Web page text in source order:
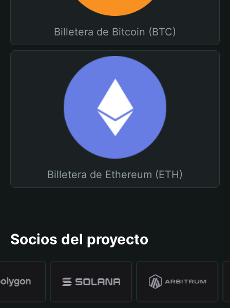
Billetera de Bitcoin (BTC)
Billetera de Ethereum (ETH)
Socios del proyecto